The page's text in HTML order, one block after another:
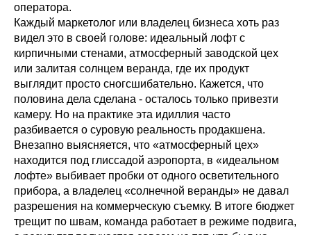
оператора.
Каждый маркетолог или владелец бизнеса хоть раз
видел это в своей голове: идеальный лофт с
кирпичными стенами, атмосферный заводской цех
или залитая солнцем веранда, где их продукт
выглядит просто сногсшибательно. Кажется, что
половина дела сделана - осталось только привезти
камеру. Но на практике эта идиллия часто
разбивается о суровую реальность продакшена.
Внезапно выясняется, что «атмосферный цех»
находится под глиссадой аэропорта, в «идеальном
лофте» выбивает пробки от одного осветительного
прибора, а владелец «солнечной веранды» не давал
разрешения на коммерческую съемку. В итоге бюджет
трещит по швам, команда работает в режиме подвига,